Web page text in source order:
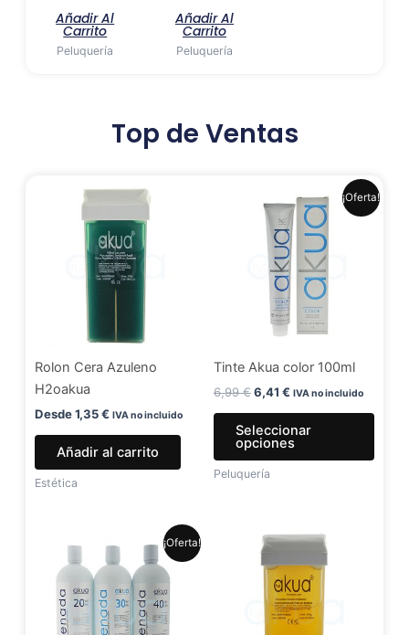
Añadir Al
Carrito
Peluquería
Añadir Al
Carrito
Peluquería
Top de Ventas
Rolon Cera Azuleno
H2oakua
Desde1,35€ IVA no incluido
Añadir al carrito
Estética
¡Oferta!
Tinte Akua color 100ml
6,99€
precio
original
era:
6,99 €.
6,41 €
precio
actual
es:
6,41 €.
IVA no incluido
Seleccionar
opciones
Este
en
Peluquería
¡Oferta!
original
era:
5,99 €.
precio
actual
4,99 €.
Este
producto